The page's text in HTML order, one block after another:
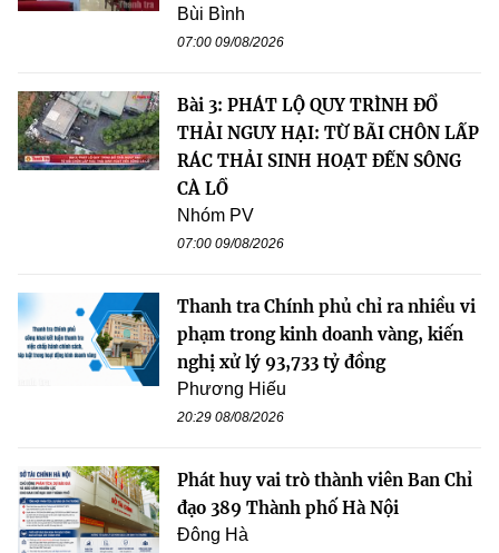
Bùi Bình
07:00 09/08/2026
Bài 3: PHÁT LỘ QUY TRÌNH ĐỔ
THẢI NGUY HẠI: TỪ BÃI CHÔN LẤP
RÁC THẢI SINH HOẠT ĐẾN SÔNG
CÀ LỒ
Nhóm PV
07:00 09/08/2026
Thanh tra Chính phủ chỉ ra nhiều vi
phạm trong kinh doanh vàng, kiến
nghị xử lý 93,733 tỷ đồng
Phương Hiếu
20:29 08/08/2026
Phát huy vai trò thành viên Ban Chỉ
đạo 389 Thành phố Hà Nội
Đông Hà